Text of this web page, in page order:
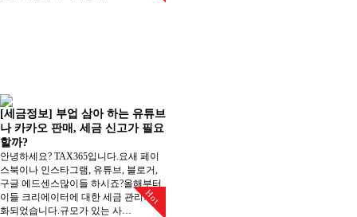
[세금정보] 부업 삼아 하는 유튜브
나 카카오 판매, 세금 신고가 필요
할까?
안녕하세요? TAX365입니다.요새 페이
스북이나 인스타그램, 유튜브, 블로거,
구글 에드센스많이들 하시죠?올해부터
이들 크리에이터에 대한 세금 관리가 강
화되었습니다.규모가 있는 사…
Hot